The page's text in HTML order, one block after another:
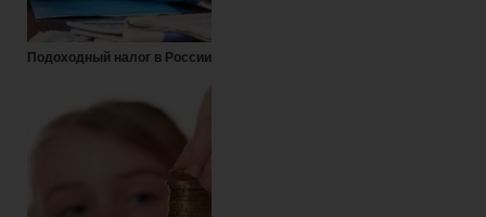
Подоходный налог в России